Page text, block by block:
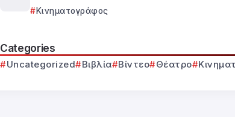
Κινηματογράφος
Categories
Uncategorized Βιβλία Βίντεο Θέατρο